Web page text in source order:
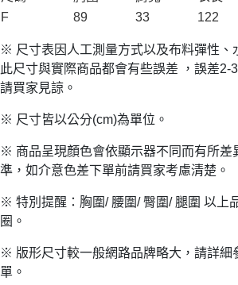
F
89 33 122
※ 尺寸表因人工測量方式以及布料彈性、
此尺寸與實際商品都會有些誤差 ，誤差2-
請買家見諒。
※ 尺寸皆以公分(cm)為單位。
※ 商品呈現顏色會依顯示器不同而有所差
準，如介意色差下單前請買家考慮清楚。
※ 特別提醒：胸圍/ 腰圍/ 臀圍/ 腿圍 以上
圈。
※ 版形尺寸較一般網路品牌略大，請詳細
單。